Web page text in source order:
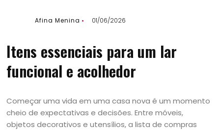
Afina Menina 01/06/2026
Itens essenciais para um lar
funcional e acolhedor
Começar uma vida em uma casa nova é um momento
cheio de expectativas e decisões. Entre móveis,
objetos decorativos e utensílios, a lista de compras